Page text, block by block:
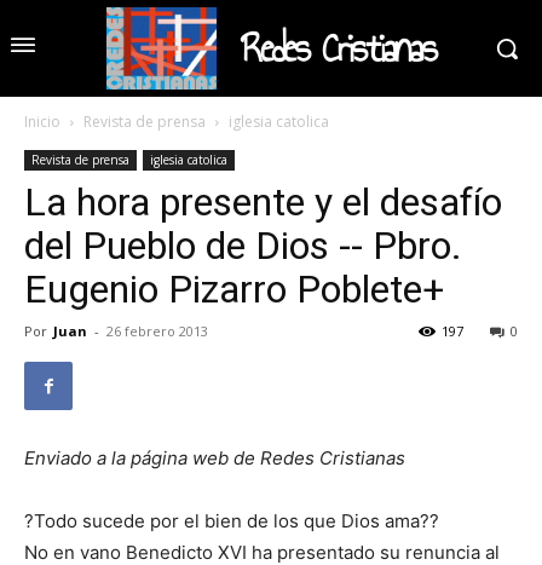
Redes Cristianas
Inicio Revista de prensa iglesia catolica
Revista de prensa iglesia catolica
La hora presente y el desafío
del Pueblo de Dios -- Pbro.
Eugenio Pizarro Poblete+
Por Juan - 26 febrero 2013 0
197
Enviado a la página web de Redes Cristianas
?Todo sucede por el bien de los que Dios ama??
No en vano Benedicto XVI ha presentado su renuncia al